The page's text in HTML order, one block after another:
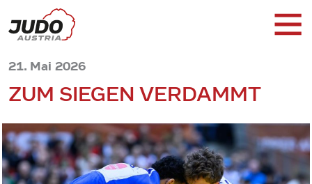
21. Mai 2026
ZUM SIEGEN VERDAMMT